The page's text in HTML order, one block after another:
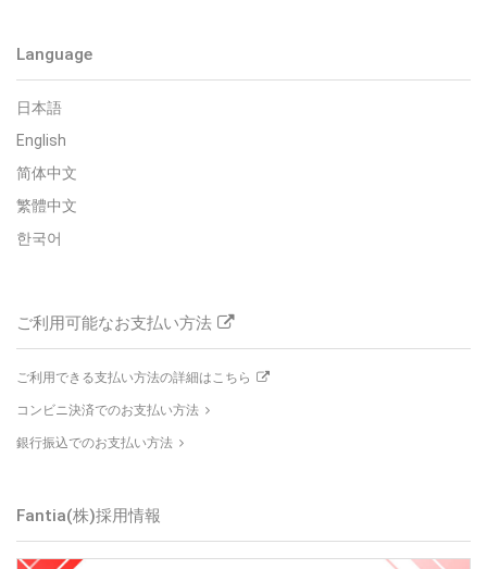
Language
日本語
English
简体中文
繁體中文
한국어
ご利用可能なお支払い方法
ご利用できる支払い方法の詳細はこちら
コンビニ決済でのお支払い方法
銀行振込でのお支払い方法
Fantia(株)採用情報